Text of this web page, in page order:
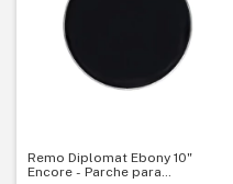
Remo Diplomat Ebony 10"
Encore - Parche para